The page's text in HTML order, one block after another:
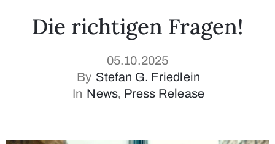
Die richtigen Fragen!
05.10.2025
By Stefan G. Friedlein
In News‚ Press Release